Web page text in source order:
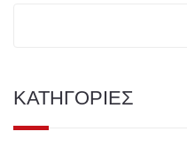
ΚΑΤΗΓΟΡΙΕΣ